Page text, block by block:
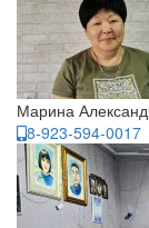
Марина
8-923-594-0017